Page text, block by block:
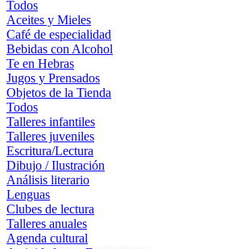
Todos
Aceites y Mieles
Café de especialidad
Bebidas con Alcohol
Te en Hebras
Jugos y Prensados
Objetos de la Tienda
Todos
Talleres infantiles
Talleres juveniles
Escritura/Lectura
Dibujo / Ilustración
Análisis literario
Lenguas
Clubes de lectura
Talleres anuales
Agenda cultural